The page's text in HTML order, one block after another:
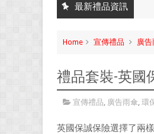
最新禮品資訊
Home 宣傳禮品 廣
禮品套裝-英國
宣傳禮品, 廣告雨傘, 環
英國保誠保險選擇了兩